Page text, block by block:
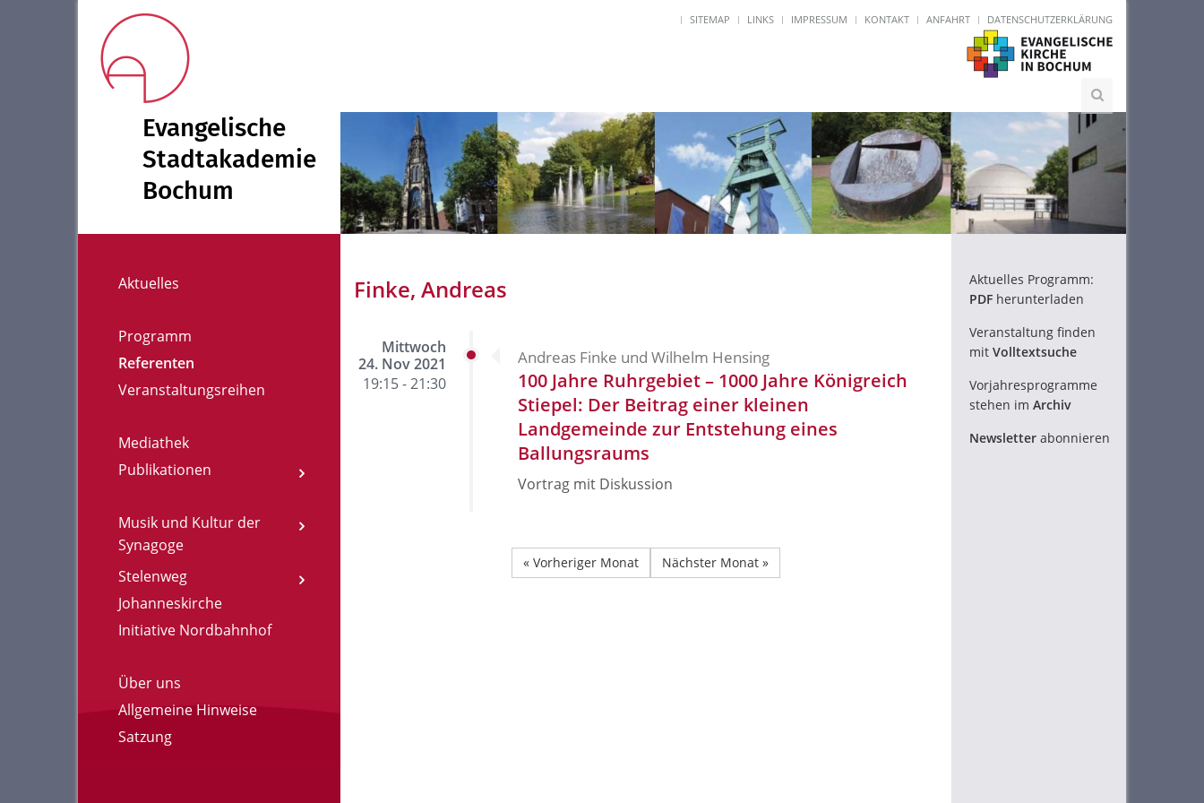
SITEMAP LINKS IMPRESSUM KONTAKT ANFAHRT DATENSCHUTZERKLÄRUNG
Evangelische
Stadtakademie
Bochum
Aktuelles
Programm
Referenten
Veranstaltungsreihen
Mediathek
Publikationen
Musik und Kultur der
Synagoge
Stelenweg
Johanneskirche
Initiative Nordbahnhof
Über uns
Allgemeine Hinweise
Satzung
Finke, Andreas
Mittwoch
24. Nov 2021
19:15 - 21:30
Andreas Finke und Wilhelm Hensing
100 Jahre Ruhrgebiet – 1000 Jahre Königreich
Stiepel: Der Beitrag einer kleinen
Landgemeinde zur Entstehung eines
Ballungsraums
Vortrag mit Diskussion
« Vorheriger Monat Nächster Monat »
Aktuelles Programm:
PDF herunterladen
Veranstaltung finden
mit Volltextsuche
Vorjahresprogramme
stehen im Archiv
Newsletter abonnieren